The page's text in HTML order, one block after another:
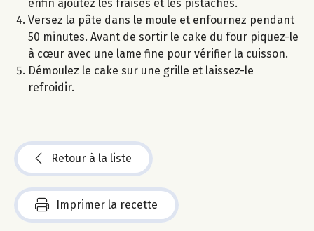
enfin ajoutez les fraises et les pistaches.
Versez la pâte dans le moule et enfournez pendant
50 minutes. Avant de sortir le cake du four piquez-le
à cœur avec une lame fine pour vérifier la cuisson.
Démoulez le cake sur une grille et laissez-le
refroidir.
Retour à la liste
Imprimer la recette